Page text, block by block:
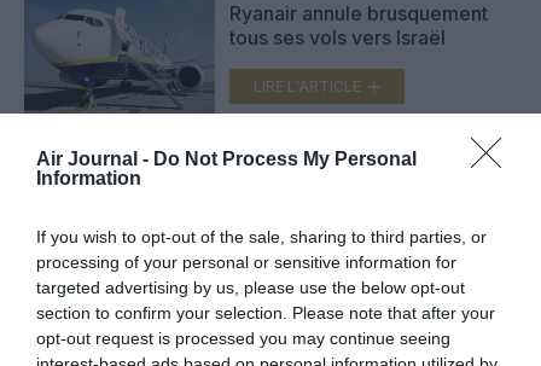
Air Journal - Do Not Process My Personal
Information
If you wish to opt-out of the sale, sharing to third parties, or
processing of your personal or sensitive information for
targeted advertising by us, please use the below opt-out
section to confirm your selection. Please note that after your
opt-out request is processed you may continue seeing
Ryanair annule brusquement
tous ses vols vers Israël
LIRE L'ARTICLE
avril
LIRE L'ARTICLE